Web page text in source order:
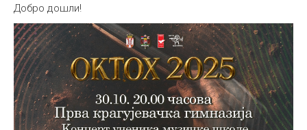
Добро дошли!